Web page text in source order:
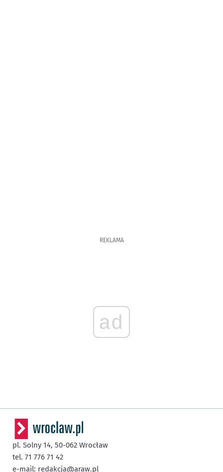
REKLAMA
ad
pl. Solny 14, 50-062 Wrocław
tel. 71 776 71 42
e-mail: redakcja@araw.pl